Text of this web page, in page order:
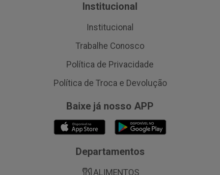
Institucional
Institucional
Trabalhe Conosco
Política de Privacidade
Política de Troca e Devolução
Baixe já nosso APP
Departamentos
ALIMENTOS